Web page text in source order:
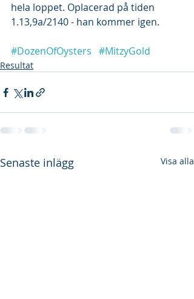
hela loppet. Oplacerad på tiden
1.13,9a/2140 - han kommer igen.
#DozenOfOysters #MitzyGold
Resultat
Senaste inlägg Visa alla